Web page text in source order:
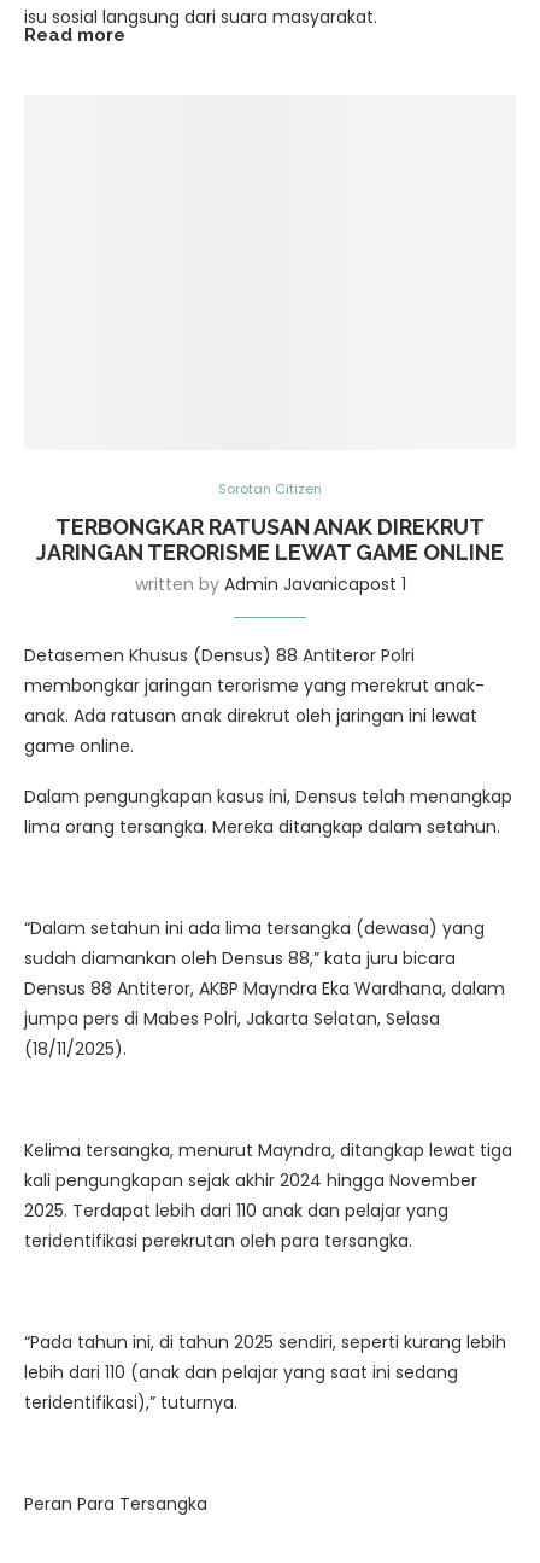
isu sosial langsung dari suara masyarakat.
Read more
Sorotan Citizen
TERBONGKAR RATUSAN ANAK DIREKRUT
JARINGAN TERORISME LEWAT GAME ONLINE
written by Admin Javanicapost 1
Detasemen Khusus (Densus) 88 Antiteror Polri
membongkar jaringan terorisme yang merekrut anak-
anak. Ada ratusan anak direkrut oleh jaringan ini lewat
game online.
Dalam pengungkapan kasus ini, Densus telah menangkap
lima orang tersangka. Mereka ditangkap dalam setahun.
“Dalam setahun ini ada lima tersangka (dewasa) yang
sudah diamankan oleh Densus 88,” kata juru bicara
Densus 88 Antiteror, AKBP Mayndra Eka Wardhana, dalam
jumpa pers di Mabes Polri, Jakarta Selatan, Selasa
(18/11/2025).
Kelima tersangka, menurut Mayndra, ditangkap lewat tiga
kali pengungkapan sejak akhir 2024 hingga November
2025. Terdapat lebih dari 110 anak dan pelajar yang
teridentifikasi perekrutan oleh para tersangka.
“Pada tahun ini, di tahun 2025 sendiri, seperti kurang lebih
lebih dari 110 (anak dan pelajar yang saat ini sedang
teridentifikasi),” tuturnya.
Peran Para Tersangka